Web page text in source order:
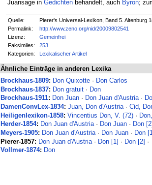
Juansage in Gedichtenbehandelt, auch Byron;
Quelle:
Pierer's Universal-Lexikon, Band 5. Altenburg
Permalink:
http://www.zeno.org/nid/20009802541
Lizenz:
Gemeinfrei
Faksimiles:
253
Kategorien:
Lexikalischer Artikel
Ähnliche Einträge in anderen Lexika
Brockhaus-1809: Don Quixotte · Don Carlos
Brockhaus-1837: Don gratuit · Don
Brockhaus-1911: Don Juan · Don Juan d'Austria·
DamenConvLex-1834: Juan, Don d'Austria·Cid,
Heiligenlexikon-1858: Vincentius Don, V. (72) ·
Herder-1854: Don Juan d'Austria· Don Juan · Don [2]
Meyers-1905: Don Juan d'Austria· Don Juan · Don
Pierer-1857: Don Juan d'Austria · Don [1] · Don [2] ·
Vollmer-1874: Don